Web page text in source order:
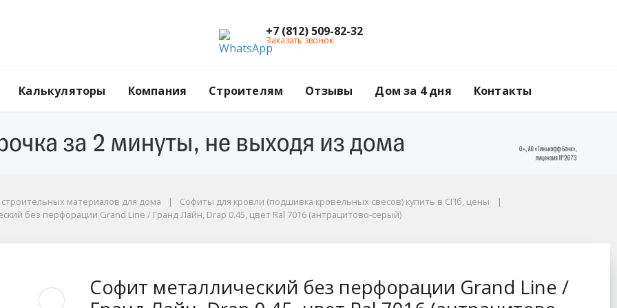
+7 (812) 509-82-32
Заказать звонок
Калькуляторы Компания Строителям Отзывы Дом за 4 дня Контакты
цвет Ral 7016 (антрацитово-серый)
строительных материалов для дома
Софиты для кровли (подшивка кровельных свесов) купить в СПб, цены
без перфорации Grand Line / Гранд Лайн, Drap 0.45, цвет Ral 7016 (антрацитово-серый)
Софит металлический без перфорации Grand Line /